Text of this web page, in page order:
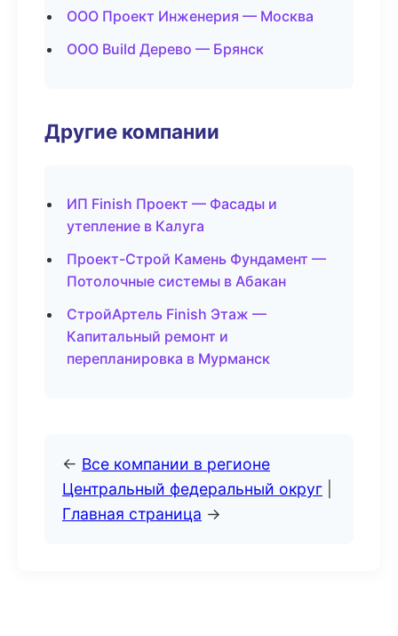
ООО Проект Инженерия — Москва
ООО Build Дерево — Брянск
Другие компании
ИП Finish Проект — Фасады и
утепление в Калуга
Проект-Строй Камень Фундамент —
Потолочные системы в Абакан
СтройАртель Finish Этаж —
Капитальный ремонт и
перепланировка в Мурманск
← Все компании в регионе
Центральный федеральный округ
Главная страница →